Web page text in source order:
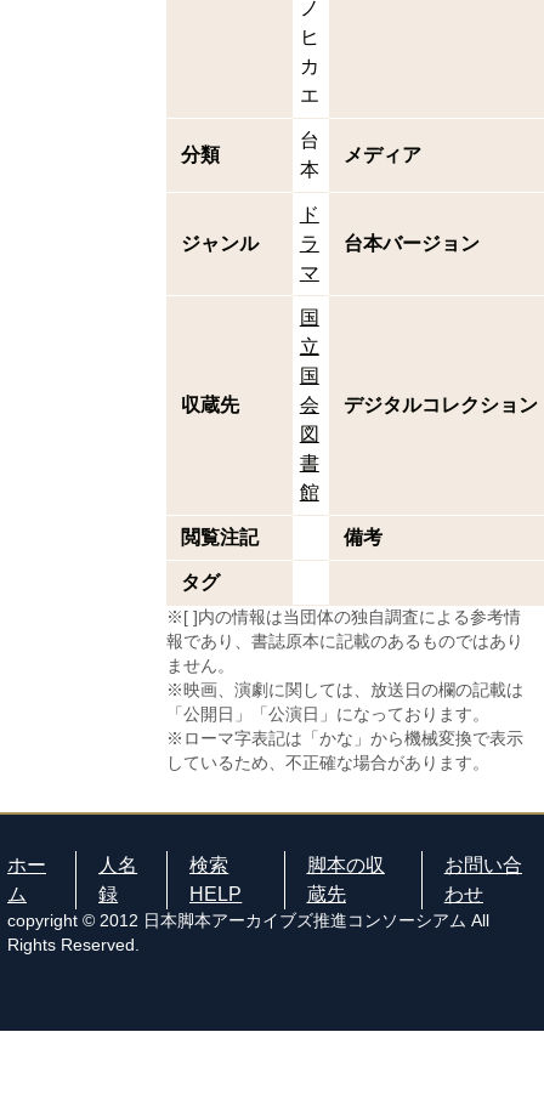
ノ
ヒ
カ
エ
分類
台
本
メディア
ジャンル
ド
ラ
マ
台本バージョン
収蔵先
国
立
国
会
図
書
館
デジタルコレクション
閲覧注記 備考
タグ
※[ ]内の情報は当団体の独自調査による参考情
報であり、書誌原本に記載のあるものではあり
ません。
※映画、演劇に関しては、放送日の欄の記載は
「公開日」「公演日」になっております。
※ローマ字表記は「かな」から機械変換で表示
しているため、不正確な場合があります。
ホー
ム
人名
録
検索
HELP
脚本の収
蔵先
お問い合
わせ
copyright © 2012 日本脚本アーカイブズ推進コンソーシアム All
Rights Reserved.